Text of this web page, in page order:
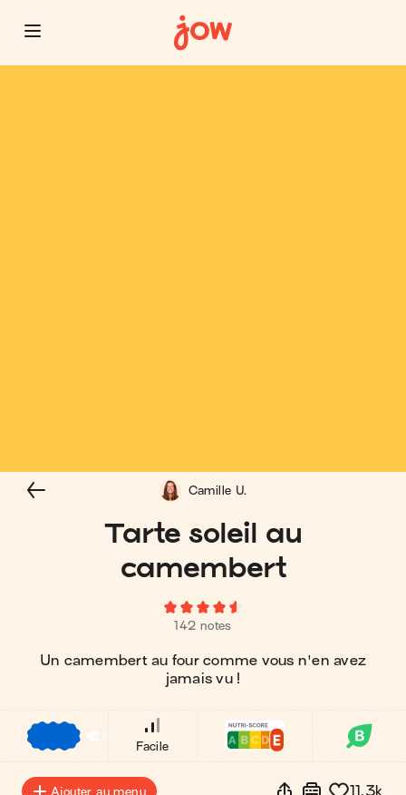
Tarte soleil au
camembert
142 notes
Un camembert au four comme vous n'en avez
jamais vu !
Camille U.
€
Facile
Ajouter au menu 11.3k